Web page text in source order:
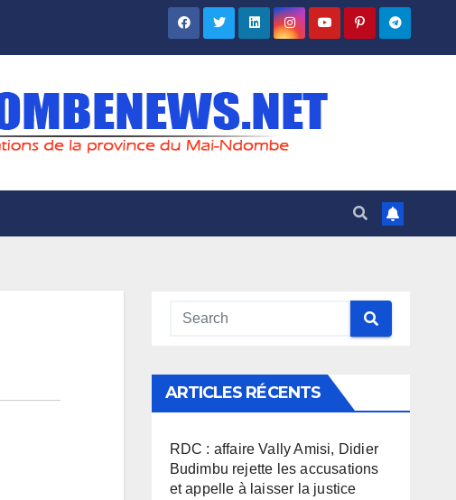
ARTICLES RÉCENTS
RDC : affaire Vally Amisi, Didier
Budimbu rejette les accusations
et appelle à laisser la justice